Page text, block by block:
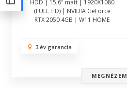
HDD | 15,6" matt | 1920X1080
(FULL HD) | NVIDIA GeForce
RTX 2050 4GB | W11 HOME
3 év garancia
MEGNÉZEM